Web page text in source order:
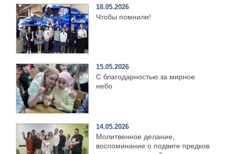
18.05.2026
Чтобы помнили!
15.05.2026
С благодарностью за мирное
небо
14.05.2026
Молитвенное делание,
воспоминание о подвиге предков